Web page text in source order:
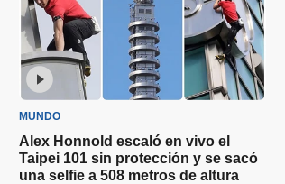
MUNDO
Alex Honnold escaló en vivo el
Taipei 101 sin protección y se sacó
una selfie a 508 metros de altura